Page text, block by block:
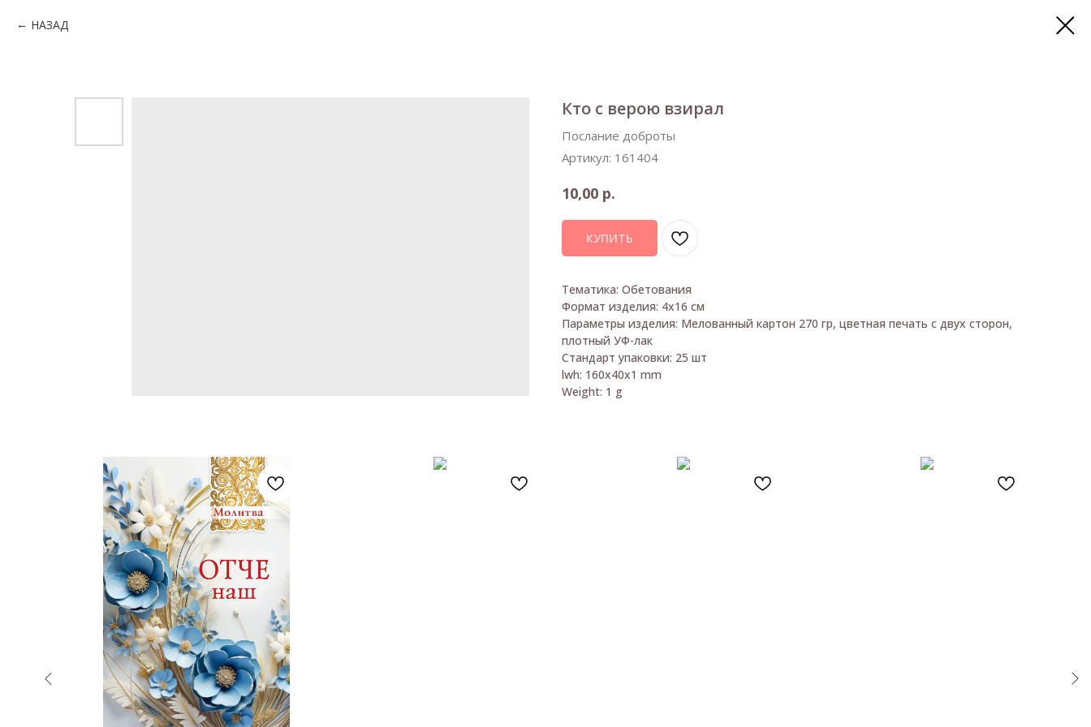
НАЗАД
Кто с верою взирал
Послание доброты
Артикул: 161404
10,00 р.
КУПИТЬ
Тематика: Обетования
Формат изделия: 4х16 см
Параметры изделия: Мелованный картон 270 гр, цветная печать с двух сторон,
плотный УФ-лак
Стандарт упаковки: 25 шт
lwh: 160x40x1 mm
Weight: 1 g